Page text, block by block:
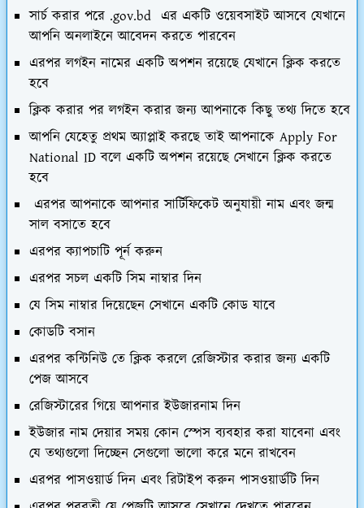
সার্চ করার পরে .gov.bd এর একটি ওয়েবসাইট আসবে যেখানে
আপনি অনলাইনে আবেদন করতে পারবেন
এরপর লগইন নামের একটি অপশন রয়েছে যেখানে ক্লিক করতে
হবে
ক্লিক করার পর লগইন করার জন্য আপনাকে কিছু তথ্য দিতে হবে
আপনি যেহেতু প্রথম অ্যাপ্লাই করছে তাই আপনাকে Apply For
National ID বলে একটি অপশন রয়েছে সেখানে ক্লিক করতে
হবে
এরপর আপনাকে আপনার সার্টিফিকেট অনুযায়ী নাম এবং জন্ম
সাল বসাতে হবে
এরপর ক্যাপচাটি পূর্ন করুন
এরপর সচল একটি সিম নাম্বার দিন
যে সিম নাম্বার দিয়েছেন সেখানে একটি কোড যাবে
কোডটি বসান
এরপর কন্টিনিউ তে ক্লিক করলে রেজিস্টার করার জন্য একটি
পেজ আসবে
রেজিস্টারের গিয়ে আপনার ইউজারনাম দিন
ইউজার নাম দেয়ার সময় কোন স্পেস ব্যবহার করা যাবেনা এবং
যে তথ্যগুলো দিচ্ছেন সেগুলো ভালো করে মনে রাখবেন
এরপর পাসওয়ার্ড দিন এবং রিটাইপ করুন পাসওয়ার্ডটি দিন